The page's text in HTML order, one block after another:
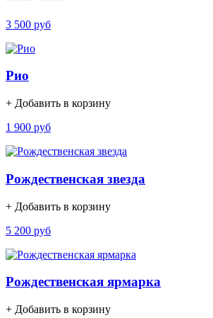
3 500 руб
Рио
+ Добавить в корзину
1 900 руб
Рождественская звезда
+ Добавить в корзину
5 200 руб
Рождественская ярмарка
+ Добавить в корзину